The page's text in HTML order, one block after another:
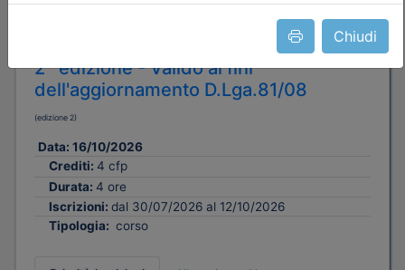
Chiudi
Sicurezza in quota: responsabilità
normative e pratica DPI III Categoria -
2^ edizione - Valido ai fini
dell'aggiornamento D.Lga.81/08
(edizione 2)
Data: 16/10/2026
Crediti: 4 cfp
Durata: 4 ore
Iscrizioni: dal 30/07/2026 al 12/10/2026
Tipologia: corso